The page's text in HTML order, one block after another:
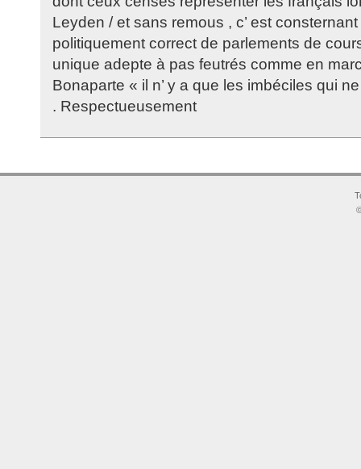
Leyden / et sans remous , c’ est
politiquement correct de parlements de
unique adepte à pas feutrés comme en
Bonaparte « il n’ y a que les imbéciles qui
. Respectueusement